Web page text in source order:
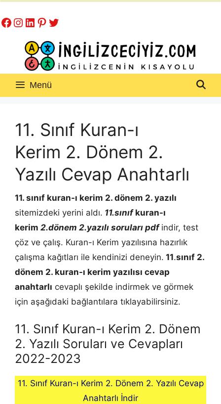
atla
Facebook
Instagram
LinkedIn
Pinterest
Twitter
Menü
11. Sınıf Kuran-ı
Kerim 2. Dönem 2.
Yazılı Cevap Anahtarlı
11. sınıf kuran-ı kerim 2. dönem 2. yazılı
sitemizdeki yerini aldı. 11.sınıf kuran-ı
kerim 2.dönem 2.yazılı soruları pdf indir, test
çöz ve çalış. Kuran-ı Kerim yazılısına hazırlık
çalışma kağıtları ile kendinizi deneyin. 11.sınıf 2.
dönem 2. kuran-ı kerim yazılısı cevap
anahtarlı cevaplı şekilde indirmek ve görmek
için aşağıdaki bağlantılara tıklayabilirsiniz.
11. Sınıf Kuran-ı Kerim 2. Dönem
2. Yazılı Soruları ve Cevapları
2022-2023
11. Sınıf Kuran-ı Kerim 2. Dönem 2. Yazılı Cevap
Anahtarlı İndir